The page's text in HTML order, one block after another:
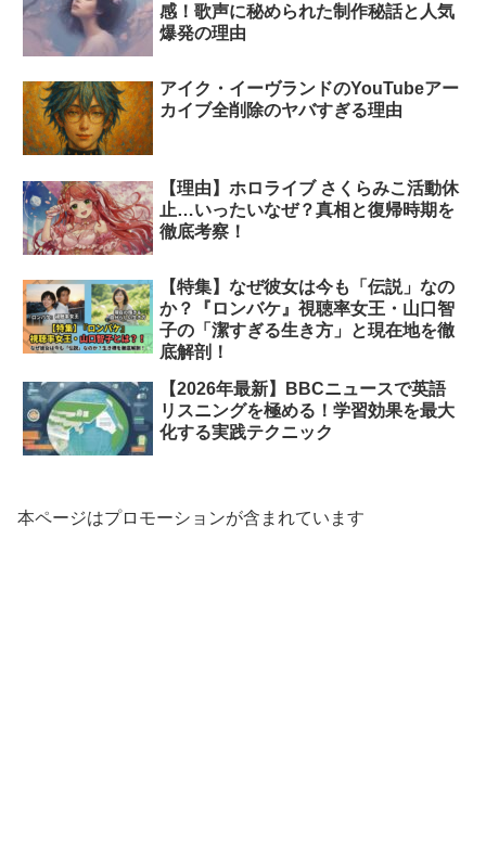
感！歌声に秘められた制作秘話と人気
爆発の理由
アイク・イーヴランドのYouTubeアー
カイブ全削除のヤバすぎる理由
【理由】ホロライブ さくらみこ活動休
止…いったいなぜ？真相と復帰時期を
徹底考察！
【特集】なぜ彼女は今も「伝説」なの
か？『ロンバケ』視聴率女王・山口智
子の「潔すぎる生き方」と現在地を徹
底解剖！
【2026年最新】BBCニュースで英語
リスニングを極める！学習効果を最大
化する実践テクニック
本ページはプロモーションが含まれています